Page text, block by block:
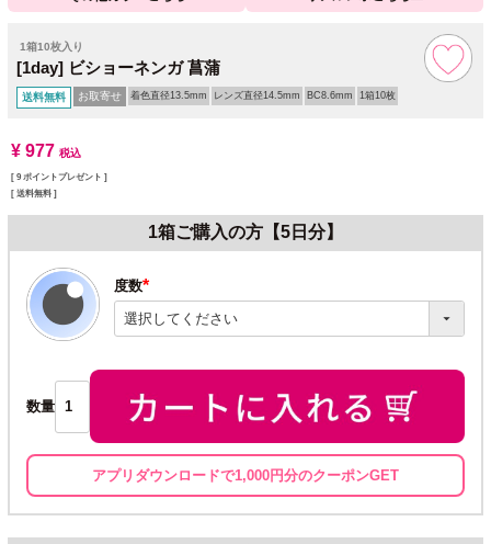
1箱10枚入り
[1day] ビショーネンガ 菖蒲
送料無料 お取寄せ 着色直径13.5mm レンズ直径14.5mm BC8.6mm 1箱10枚
¥ 977 税込
[ 9 ポイントプレゼント ]
送料無料
1箱ご購入の方【5日分】
度数
(必
須)
数量
アプリダウンロードで1,000円分のクーポンGET